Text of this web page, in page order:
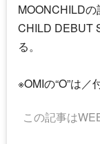
MOONCHILD
CHILD DEBUT
る。
※OMIの“O”は／
この記事は